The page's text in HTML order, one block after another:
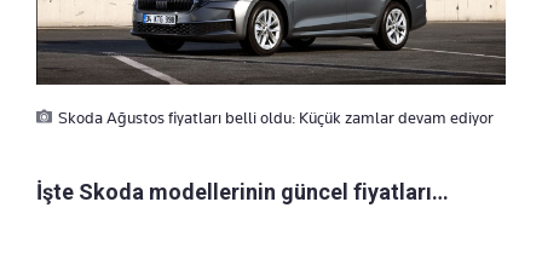
Skoda Ağustos fiyatları belli oldu: Küçük zamlar devam ediyor
İşte Skoda modellerinin güncel fiyatları…